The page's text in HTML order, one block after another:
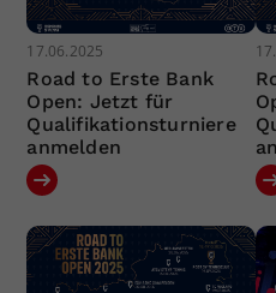
17.06.2025
Road to Erste Bank
Open: Jetzt für
Qualifikationsturniere
anmelden